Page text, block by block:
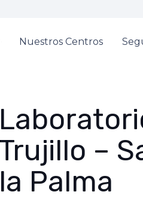
Nuestros Centros
Trujillo –
la Palma